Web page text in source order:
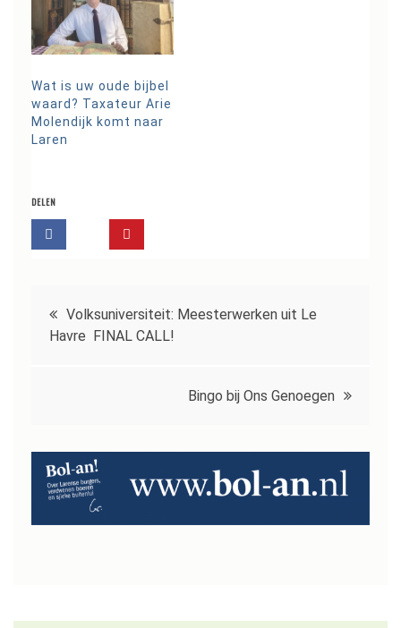
Wat is uw oude bijbel
waard? Taxateur Arie
Molendijk komt naar
Laren
DELEN
Bericht
navigatie
Volksuniversiteit: Meesterwerken uit Le
Havre FINAL CALL!
Bingo bij Ons Genoegen